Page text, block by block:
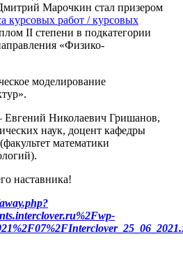
Марочкин стал призером
курсовых работ / курсовых
II степени в подкатегории
«Физико-
моделирование
Николаевич Гришанов,
наук, доцент кафедры
математики
наставника!